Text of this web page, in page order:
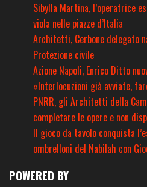
Sibylla Martina, l’operatrice
viola nelle piazze d’Italia
Architetti, Cerbone delegato
Protezione civile
Azione Napoli, Enrico Ditto
«Interlocuzioni già avviate,
PNRR, gli Architetti della
completare le opere e non
Il gioco da tavolo conquista
ombrelloni del Nabilah con
POWERED BY